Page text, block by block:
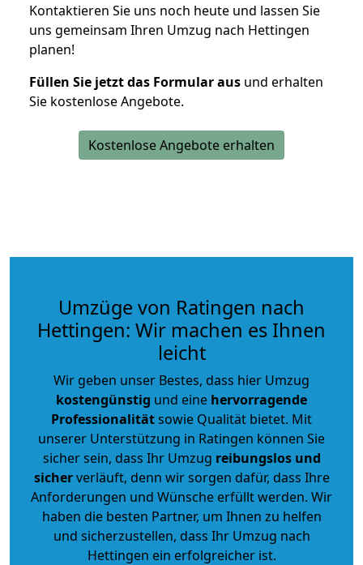
Kontaktieren Sie uns noch heute und lassen Sie
uns gemeinsam Ihren Umzug nach Hettingen
planen!
Füllen Sie jetzt das Formular aus und erhalten
Sie kostenlose Angebote.
Kostenlose Angebote erhalten
Umzüge von Ratingen nach
Hettingen: Wir machen es Ihnen
leicht
Wir geben unser Bestes, dass hier Umzug
kostengünstig und eine hervorragende
Professionalitätsowie Qualität bietet. Mit
unserer Unterstützung in Ratingen können Sie
sicher sein, dass Ihr Umzug reibungslos und
sicherverläuft, denn wir sorgen dafür, dass Ihre
Anforderungen und Wünsche erfüllt werden. Wir
haben die besten Partner, um Ihnen zu helfen
und sicherzustellen, dass Ihr Umzug nach
Hettingen ein erfolgreicher ist.